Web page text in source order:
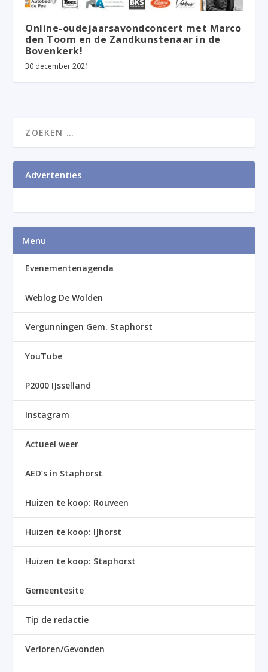
Online-oudejaarsavondconcert met Marco
den Toom en de Zandkunstenaar in de
Bovenkerk!
30 december 2021
Advertenties
Menu
Evenementenagenda
Weblog De Wolden
Vergunningen Gem. Staphorst
YouTube
P2000 IJsselland
Instagram
Actueel weer
AED’s in Staphorst
Huizen te koop: Rouveen
Huizen te koop: IJhorst
Huizen te koop: Staphorst
Gemeentesite
Tip de redactie
Verloren/Gevonden